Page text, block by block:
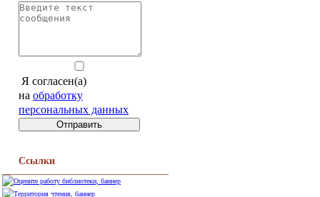
Я согласен(а)
на обработку
персональных данных
Ссылки